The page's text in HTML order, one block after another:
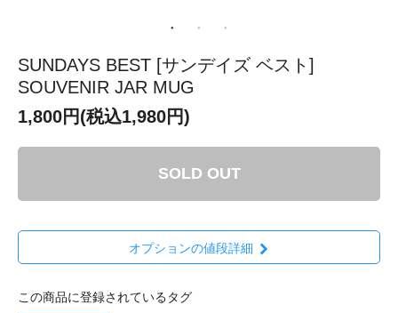
SUNDAYS BEST [サンデイズ ベスト]
SOUVENIR JAR MUG
1,800円(税込1,980円)
SOLD OUT
オプションの値段詳細
この商品に登録されているタグ